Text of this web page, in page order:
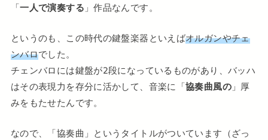
「一人で演奏する 」作品なんです。
というのも、この時代の鍵盤楽器といえばオルガンやチェ
ンバロでした。
チェンバロには鍵盤が2段になっているものがあり、バッハ
はその表現力を存分に活かして、音楽に「協奏曲風の」厚
みをもたせたんです。
なので、「協奏曲」というタイトルがついています（ざっ